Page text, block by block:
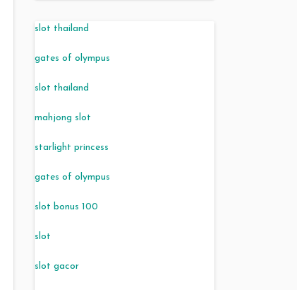
slot thailand
gates of olympus
slot thailand
mahjong slot
starlight princess
gates of olympus
slot bonus 100
slot
slot gacor